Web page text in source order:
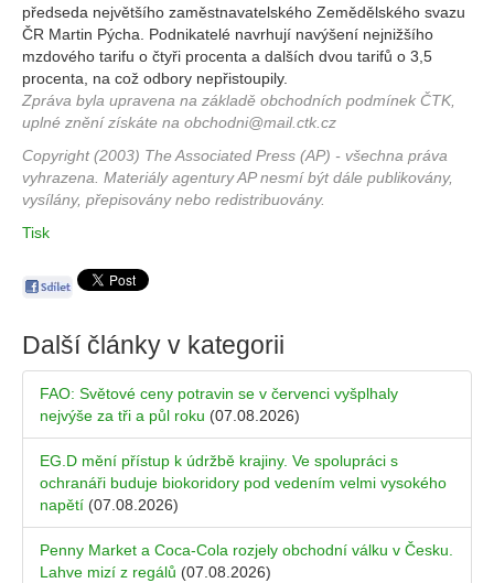
předseda největšího zaměstnavatelského Zemědělského svazu
ČR Martin Pýcha. Podnikatelé navrhují navýšení nejnižšího
mzdového tarifu o čtyři procenta a dalších dvou tarifů o 3,5
procenta, na což odbory nepřistoupily.
Zpráva byla upravena na základě obchodních podmínek ČTK,
uplné znění získáte na obchodni@mail.ctk.cz
Copyright (2003) The Associated Press (AP) - všechna práva
vyhrazena. Materiály agentury AP nesmí být dále publikovány,
vysílány, přepisovány nebo redistribuovány.
Tisk
Další články v kategorii
FAO: Světové ceny potravin se v červenci vyšplhaly
nejvýše za tři a půl roku (07.08.2026)
EG.D mění přístup k údržbě krajiny. Ve spolupráci s
ochranáři buduje biokoridory pod vedením velmi vysokého
napětí (07.08.2026)
Penny Market a Coca-Cola rozjely obchodní válku v Česku.
Lahve mizí z regálů (07.08.2026)